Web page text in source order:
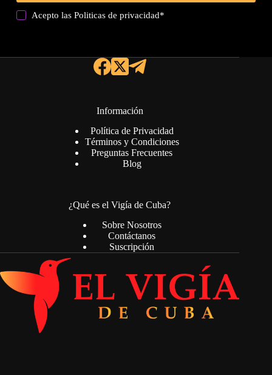
Acepto lasPoliticas de privacidad*
Información
Política de Privacidad
Términos y Condiciones
Preguntas Frecuentes
Blog
¿Qué es el Vigía de Cuba?
Sobre Nosotros
Contáctanos
Suscripción